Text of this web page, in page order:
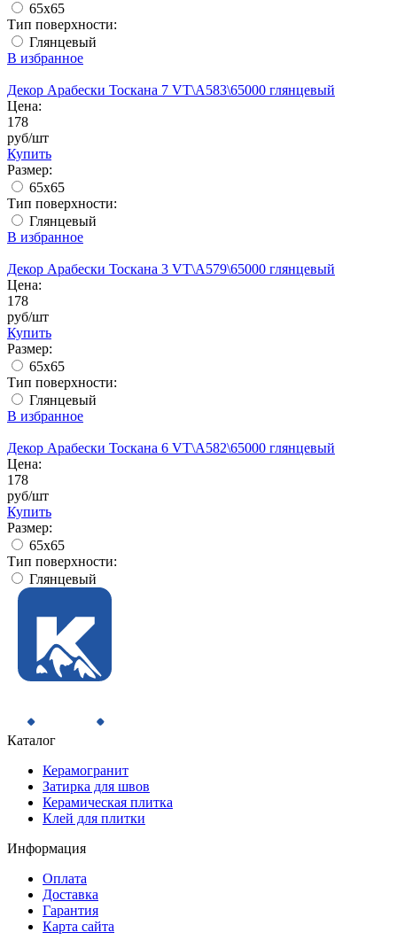
65x65
Тип поверхности:
Глянцевый
В избранное
Декор Арабески Тоскана 7 VT\A583\65000 глянцевый
Цена:
178
руб/шт
Купить
Размер:
65x65
Тип поверхности:
Глянцевый
В избранное
Декор Арабески Тоскана 3 VT\A579\65000 глянцевый
Цена:
178
руб/шт
Купить
Размер:
65x65
Тип поверхности:
Глянцевый
В избранное
Декор Арабески Тоскана 6 VT\A582\65000 глянцевый
Цена:
178
руб/шт
Купить
Размер:
65x65
Тип поверхности:
Глянцевый
Каталог
Керамогранит
Затирка для швов
Керамическая плитка
Клей для плитки
Информация
Оплата
Доставка
Гарантия
Карта сайта